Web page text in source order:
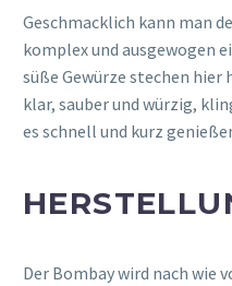
Geschmacklich kann man
komplex und ausgewogen
süße Gewürze stechen hier
klar, sauber und würzig,
es schnell und kurz
Der Bombay wird nach wie